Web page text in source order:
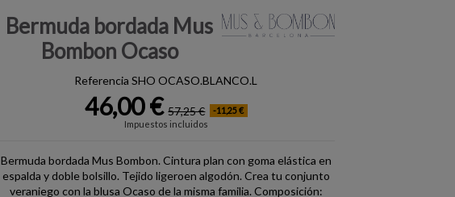
Bermuda bordada Mus
Bombon Ocaso
Referencia SHO OCASO.BLANCO.L
46,00 € 57,25 € -11,25 €
Impuestos incluidos
Bermuda bordada Mus Bombon. Cintura plan con goma elástica en
espalda y doble bolsillo. Tejido ligeroen algodón. Crea tu conjunto
veraniego con la blusa Ocaso de la misma familia. Composición: